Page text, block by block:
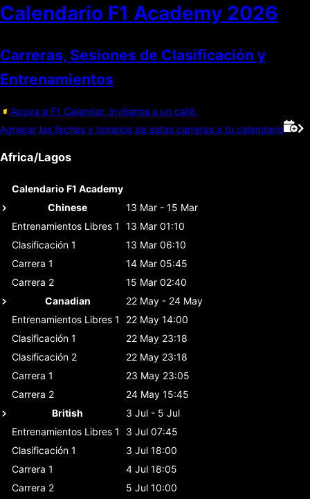
Calendario F1 Academy 2026
Carreras, Sesiones de Clasificación y
Entrenamientos
Apoya a F1 Calendar, invítanos a un café.
Agregar las fechas y horarios de estas carreras a tu calendario
Africa/Lagos
Calendario F1 Academy
Chinese
13 Mar - 15 Mar
Entrenamientos Libres 1
13 Mar 01:10
Clasificación 1
13 Mar 06:10
Carrera 1
14 Mar 05:45
Carrera 2
15 Mar 02:40
Canadian
22 May - 24 May
Entrenamientos Libres 1
22 May 14:00
Clasificación 1
22 May 23:18
Clasificación 2
22 May 23:18
Carrera 1
23 May 23:05
Carrera 2
24 May 15:45
British
3 Jul - 5 Jul
Entrenamientos Libres 1
3 Jul 07:45
Clasificación 1
3 Jul 18:00
Carrera 1
4 Jul 18:05
Carrera 2
5 Jul 10:00